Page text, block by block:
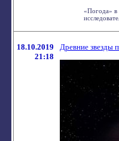
«Погода» в
18.10.2019
21:18
Древние звезды